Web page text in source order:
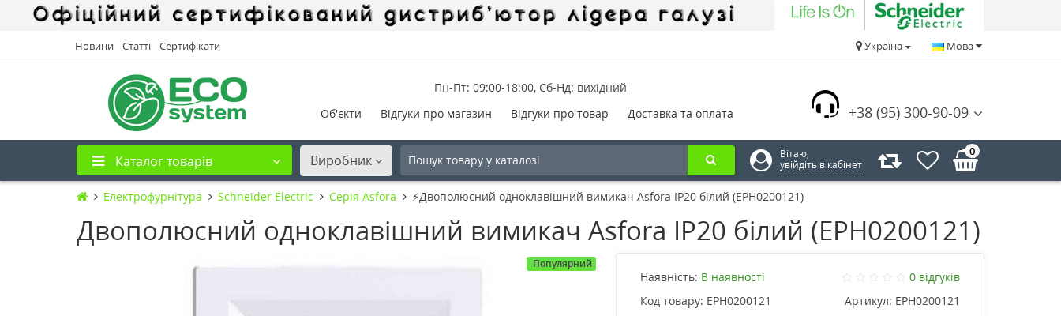
Новини Статті Сертифікати Мова
Україна
+38 (95) 300-90-09
Пн-Пт: 09:00-18:00, Сб-Нд: вихідний
Об'єкти
Відгуки про магазин Відгуки про товар Доставка та оплата
Каталог товарів Виробник
Вітаю,
увійдіть в кабінет
0
Електрофурнітура Schneider Electric Cерія Asfora ⚡Двополюсний одноклавішний вимикач Asfora IP20 білий (EPH0200121)
Двополюсний одноклавішний вимикач Asfora IP20 білий (EPH0200121)
Популярний
Наявність: В наявності
0 відгуків
Код товару: EPH0200121 Артикул: EPH0200121